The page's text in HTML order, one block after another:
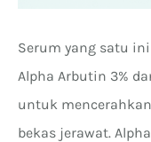
Serum yang satu
Alpha Arbutin 3%
untuk
bekas jerawat.